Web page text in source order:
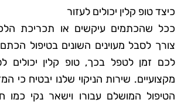
כיצד טופ קלין יכולים לעזור
ככל שהכתמים עיקשים או תכריכת
צורך לסבל מעוינים השונים בטיפול
לכם זמן לטפל בכך, טופ קלין יכולים
מקצועיים. שירות הניקוי שלנו יבטיח כי
הטיפול המושלם עבורו וישאר נקי